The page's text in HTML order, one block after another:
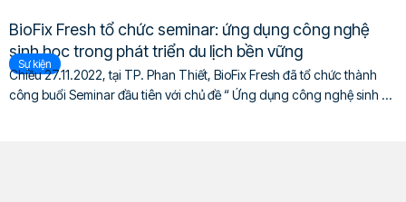
BioFix Fresh tổ chức seminar: ứng dụng công nghệ
sinh học trong phát triển du lịch bền vững
Sự kiện
Chiều 27.11.2022, tại TP. Phan Thiết, BioFix Fresh đã tổ chức thành
công buổi Seminar đầu tiên với chủ đề “ Ứng dụng công nghệ sinh ...